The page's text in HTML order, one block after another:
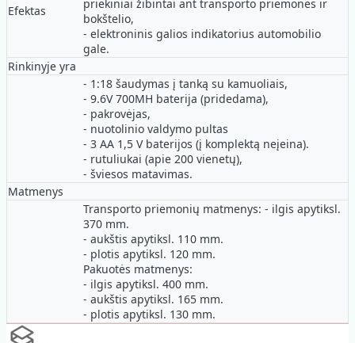
Efektas
priekiniai žibintai ant transporto priemonės ir
bokštelio,
- elektroninis galios indikatorius automobilio
gale.
Rinkinyje yra
- 1:18 šaudymas į tanką su kamuoliais,
- 9.6V 700MH baterija (pridedama),
- pakrovėjas,
- nuotolinio valdymo pultas
- 3 AA 1,5 V baterijos (į komplektą neįeina).
- rutuliukai (apie 200 vienetų),
- šviesos matavimas.
Matmenys
Transporto priemonių matmenys: - ilgis apytiksl.
370 mm.
- aukštis apytiksl. 110 mm.
- plotis apytiksl. 120 mm.
Pakuotės matmenys:
- ilgis apytiksl. 400 mm.
- aukštis apytiksl. 165 mm.
- plotis apytiksl. 130 mm.